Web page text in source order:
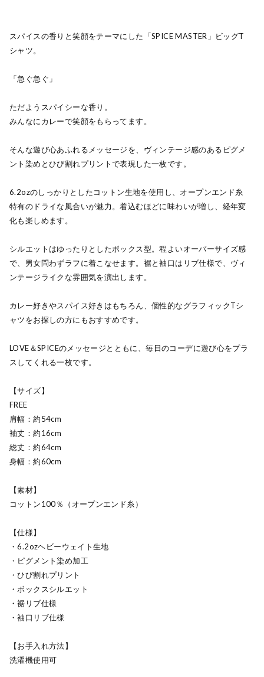
スパイスの香りと笑顔をテーマにした「SPICE MASTER」ビッグT
シャツ。
「急ぐ急ぐ」
ただようスパイシーな香り。
みんなにカレーで笑顔をもらってます。
そんな遊び心あふれるメッセージを、ヴィンテージ感のあるピグメ
ント染めとひび割れプリントで表現した一枚です。
6.2ozのしっかりとしたコットン生地を使用し、オープンエンド糸
特有のドライな風合いが魅力。着込むほどに味わいが増し、経年変
化も楽しめます。
シルエットはゆったりとしたボックス型。程よいオーバーサイズ感
で、男女問わずラフに着こなせます。裾と袖口はリブ仕様で、ヴィ
ンテージライクな雰囲気を演出します。
カレー好きやスパイス好きはもちろん、個性的なグラフィックTシ
ャツをお探しの方にもおすすめです。
LOVE＆SPICEのメッセージとともに、毎日のコーデに遊び心をプラ
スしてくれる一枚です。
【サイズ】
FREE
肩幅：約54cm
袖丈：約16cm
総丈：約64cm
身幅：約60cm
【素材】
コットン100％（オープンエンド糸）
【仕様】
・6.2ozヘビーウェイト生地
・ピグメント染め加工
・ひび割れプリント
・ボックスシルエット
・裾リブ仕様
・袖口リブ仕様
【お手入れ方法】
洗濯機使用可